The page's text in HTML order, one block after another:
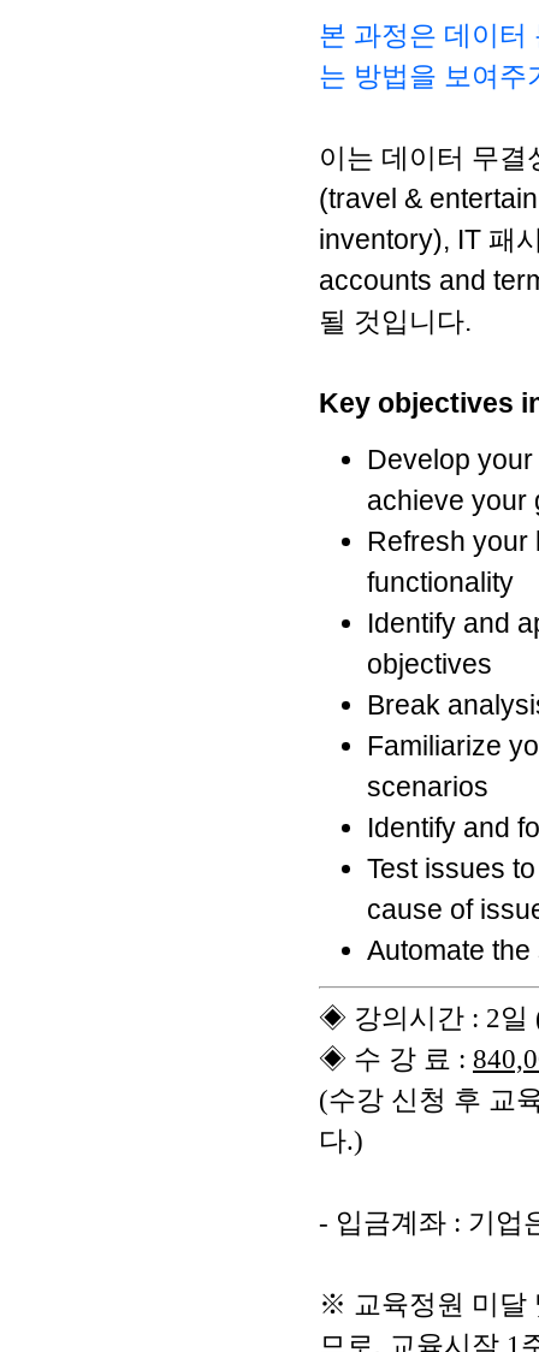
본 과정은 데이
는 방법을 보여주
이는 데이터 무
(travel &
inventory), IT 패
accounts and
될 것입니다.
Key objectives
Develop
achieve your
Refresh your
functionality
Identify and
objectives
Break
Familiarize
scenarios
Identify and
Test issues
cause of
Automate
◈ 강의시간 : 2일
◈ 수 강 료 :
(수강 신청 후 교
다.)
- 입금계좌 : 기업
※ 교육정원 미달
므로, 교육시작 1